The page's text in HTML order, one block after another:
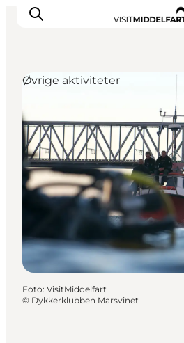
Oplevelser
Mad og drikke
Overnatning
Det Sker
Book oplevelse
Møde og Konference
Øvrige aktiviteter
Foto: VisitMiddelfart
© Dykkerklubben Marsvinet